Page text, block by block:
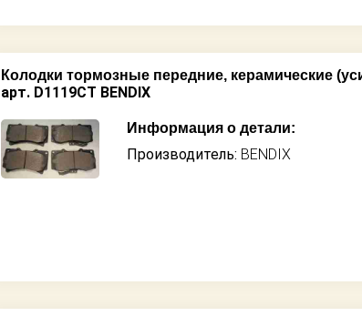
Колодки тормозные передние, керамические
арт. D1119CT BENDIX
Информация о детали:
Производитель: BENDIX